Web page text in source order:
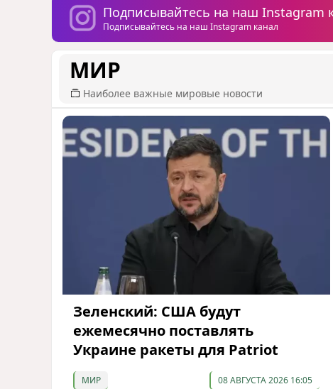
Подписывайтесь на наш Instagram
Подписывайтесь на наш Instagram канал
МИР
Наиболее важные мировые новости
Зеленский: США будут
ежемесячно поставлять
Украине ракеты для Patriot
МИР 08 АВГУСТА 2026 16:05